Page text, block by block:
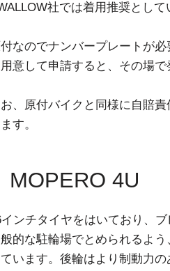
社では着用推奨として
なのでナンバープレートが
意して申請すると、その場で
、原付バイクと同様に自賠
す。
MOPERO 4U
インチタイヤをはいており、
的な駐輪場でとめられるよ
います。後輪はより制動力の